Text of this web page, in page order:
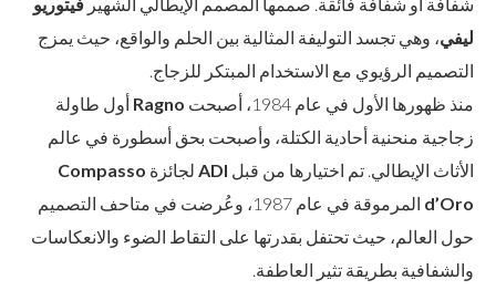
ليفي، وهي تجسد التوليفة المثالية بين الحلم والواقع، حيث يمزج
التصميم الرؤيوي مع الاستخدام المبتكر للزجاج.
منذ ظهورها الأول في عام 1984، أصبحت
Ragno أول طاولة
زجاجية منحنية أحادية الكتلة، وأصبحت بحق أسطورة في عالم
الأثاث الإيطالي. تم اختيارها من قبل ADI لجائزة Compasso
d’Oro
المرموقة في عام 1987، وعُرضت في متاحف التصميم
حول العالم، حيث تحتفل بقدرتها على التقاط الضوء والانعكاسات
والشفافية بطريقة تثير العاطفة.